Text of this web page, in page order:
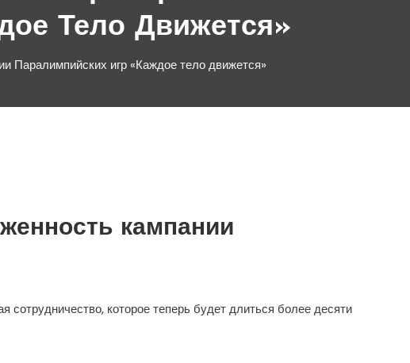
Тело Движется»
Паралимпийских игр «Каждое тело движется»
кампании
которое теперь будет длиться более десяти